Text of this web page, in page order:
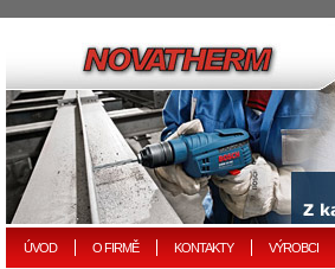
ÚVOD O FIRMĚ KONTAKTY VÝROBCI